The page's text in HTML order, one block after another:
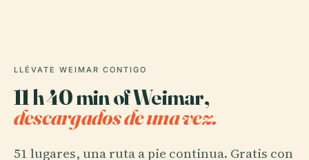
LLÉVATE WEIMAR CONTIGO
11 h 40 min of Weimar,
descargados de una vez.
51 lugares, una ruta a pie continua. Gratis con